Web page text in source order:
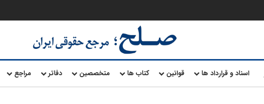
اسناد و قرارداد ها قوانین کتاب ها متخصصین دفاتر مراجع